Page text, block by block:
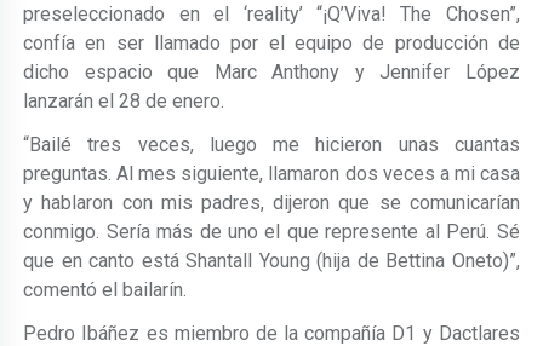
preseleccionado en el ‘reality’ “¡Q’Viva! The Chosen”,
confía en ser llamado por el equipo de producción de
dicho espacio que Marc Anthony y Jennifer López
lanzarán el 28 de enero.
“Bailé tres veces, luego me hicieron unas cuantas
preguntas. Al mes siguiente, llamaron dos veces a mi casa
y hablaron con mis padres, dijeron que se comunicarían
conmigo. Sería más de uno el que represente al Perú. Sé
que en canto está Shantall Young (hija de Bettina Oneto)”,
comentó el bailarín.
Pedro Ibáñez es miembro de la compañía D1 y Dactlares